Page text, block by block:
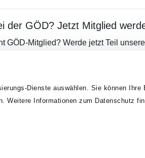
Dienste auswählen. Sie können Ihre
Weitere Informationen zum Datenschutz
der GÖD? Jetzt Mitglied
GÖD-Mitglied? Werde jetzt Teil